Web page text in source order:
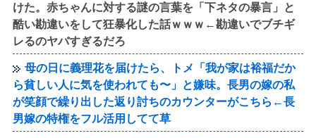
けた。赤ちゃんに対する謎の言葉を「下ネタの暴言」と
酷い勘違いをして狂暴化した話ｗｗｗ←勘違いでブチギ
レるのヤバすぎるだろ
母の日に義理花を届けたら、トメ「我が家は裕福だか
ら貧しい人に気を使われても〜」と嫌味。長男の嫁の私
が笑顔で繰り出した返り討ちのカウンターがこちら←長
男嫁の特権をフル活用してて草